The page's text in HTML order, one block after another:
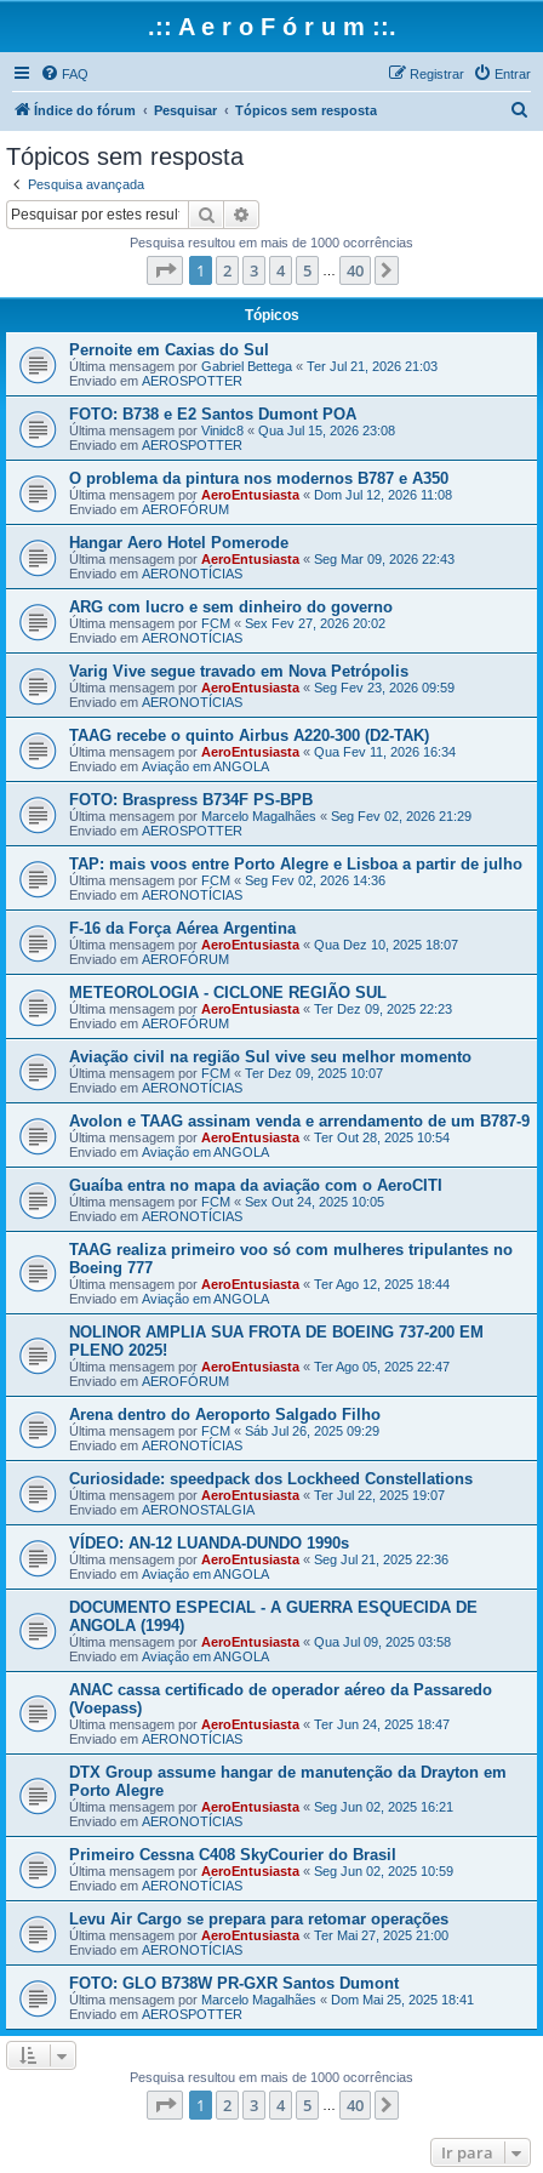
.:: A e r o F ó r u m ::.
FAQ Entrar
Registrar
Índice do fórum Pesquisar Tópicos sem resposta
Tópicos sem resposta
Pesquisa avançada
Pesquisar
Pesquisa resultou em mais de 1000 ocorrências
Página de 40
1 2 3 4 5 40
Tópicos
Pernoite em Caxias do Sul
Última mensagem por Gabriel Bettega « Ter Jul 21, 2026 21:03
Enviado em AEROSPOTTER
FOTO: B738 e E2 Santos Dumont POA
Última mensagem por Vinidc8 « Qua Jul 15, 2026 23:08
Enviado em AEROSPOTTER
O problema da pintura nos modernos B787 e A350
Última mensagem por AeroEntusiasta « Dom Jul 12, 2026 11:08
Enviado em AEROFÓRUM
Hangar Aero Hotel Pomerode
Última mensagem por AeroEntusiasta « Seg Mar 09, 2026 22:43
Enviado em AERONOTÍCIAS
ARG com lucro e sem dinheiro do governo
Última mensagem por FCM « Sex Fev 27, 2026 20:02
Enviado em AERONOTÍCIAS
Varig Vive segue travado em Nova Petrópolis
Última mensagem por AeroEntusiasta « Seg Fev 23, 2026 09:59
Enviado em AERONOTÍCIAS
TAAG recebe o quinto Airbus A220-300 (D2-TAK)
Última mensagem por AeroEntusiasta « Qua Fev 11, 2026 16:34
Enviado em Aviação em ANGOLA
FOTO: Braspress B734F PS-BPB
Última mensagem por Marcelo Magalhães « Seg Fev 02, 2026 21:29
Enviado em AEROSPOTTER
TAP: mais voos entre Porto Alegre e Lisboa a partir de julho
Última mensagem por FCM « Seg Fev 02, 2026 14:36
Enviado em AERONOTÍCIAS
F-16 da Força Aérea Argentina
Última mensagem por AeroEntusiasta « Qua Dez 10, 2025 18:07
Enviado em AEROFÓRUM
METEOROLOGIA - CICLONE REGIÃO SUL
Última mensagem por AeroEntusiasta « Ter Dez 09, 2025 22:23
Enviado em AEROFÓRUM
Aviação civil na região Sul vive seu melhor momento
Última mensagem por FCM « Ter Dez 09, 2025 10:07
Enviado em AERONOTÍCIAS
Avolon e TAAG assinam venda e arrendamento de um B787-9
Última mensagem por AeroEntusiasta « Ter Out 28, 2025 10:54
Enviado em Aviação em ANGOLA
Guaíba entra no mapa da aviação com o AeroCITI
Última mensagem por FCM « Sex Out 24, 2025 10:05
Enviado em AERONOTÍCIAS
TAAG realiza primeiro voo só com mulheres tripulantes no
Boeing 777
Última mensagem por AeroEntusiasta « Ter Ago 12, 2025 18:44
Enviado em Aviação em ANGOLA
NOLINOR AMPLIA SUA FROTA DE BOEING 737-200 EM
PLENO 2025!
Última mensagem por AeroEntusiasta « Ter Ago 05, 2025 22:47
Enviado em AEROFÓRUM
Arena dentro do Aeroporto Salgado Filho
Última mensagem por FCM « Sáb Jul 26, 2025 09:29
Enviado em AERONOTÍCIAS
Curiosidade: speedpack dos Lockheed Constellations
Última mensagem por AeroEntusiasta « Ter Jul 22, 2025 19:07
Enviado em AERONOSTALGIA
VÍDEO: AN-12 LUANDA-DUNDO 1990s
Última mensagem por AeroEntusiasta « Seg Jul 21, 2025 22:36
Enviado em Aviação em ANGOLA
DOCUMENTO ESPECIAL - A GUERRA ESQUECIDA DE
ANGOLA (1994)
Última mensagem por AeroEntusiasta « Qua Jul 09, 2025 03:58
Enviado em Aviação em ANGOLA
ANAC cassa certificado de operador aéreo da Passaredo
(Voepass)
Última mensagem por AeroEntusiasta « Ter Jun 24, 2025 18:47
Enviado em AERONOTÍCIAS
DTX Group assume hangar de manutenção da Drayton em
Porto Alegre
Última mensagem por AeroEntusiasta « Seg Jun 02, 2025 16:21
Enviado em AERONOTÍCIAS
Primeiro Cessna C408 SkyCourier do Brasil
Última mensagem por AeroEntusiasta « Seg Jun 02, 2025 10:59
Enviado em AERONOTÍCIAS
Levu Air Cargo se prepara para retomar operações
Última mensagem por AeroEntusiasta « Ter Mai 27, 2025 21:00
Enviado em AERONOTÍCIAS
FOTO: GLO B738W PR-GXR Santos Dumont
Última mensagem por Marcelo Magalhães « Dom Mai 25, 2025 18:41
Enviado em AEROSPOTTER
Pesquisa resultou em mais de 1000 ocorrências
Página de 40
1 2 3 4 5 40
Ir para